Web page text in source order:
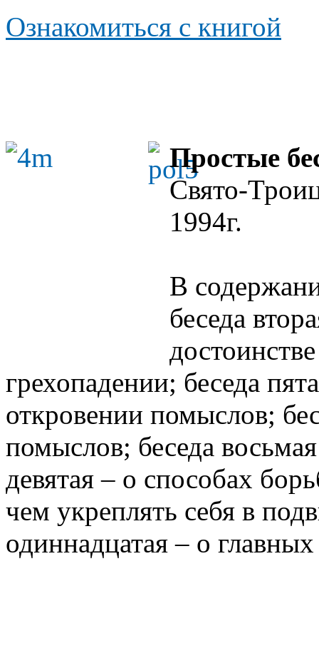
Ознакомиться с книгой
Простые
Свято-
1994г.
В
беседа
грехопадении; беседа
откровении помыслов;
помыслов; беседа
девятая – о способах
чем укреплять себя в
одиннадцатая – о